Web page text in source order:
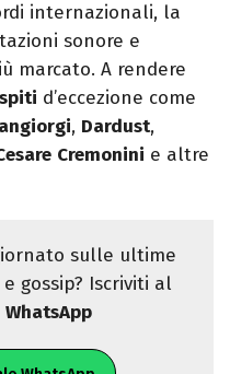
internazionali, la
sonore e
marcato. A rendere
d’eccezione come
, Dardust,
Cremonini e altre
sulle ultime
gossip? Iscriviti al
WhatsApp